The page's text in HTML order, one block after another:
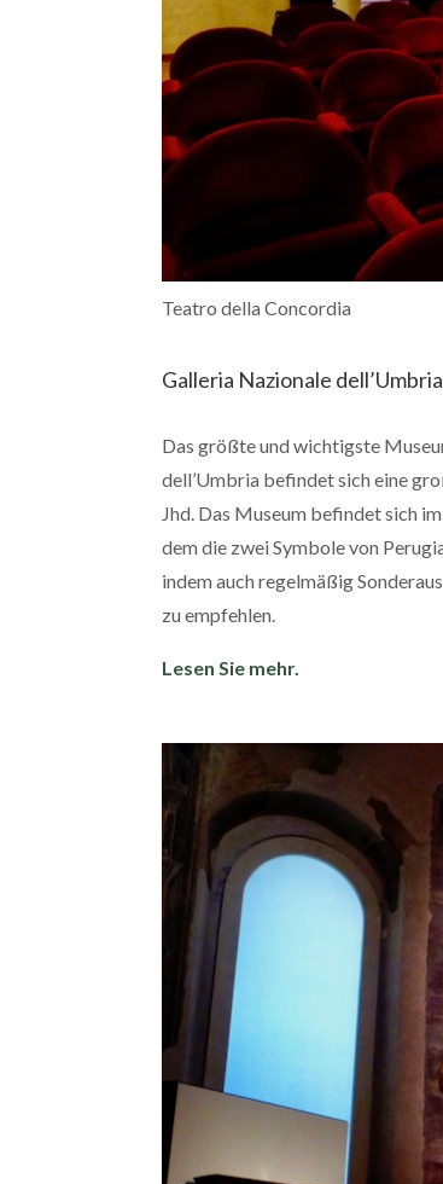
Teatro della Concordia
Galleria Nazionale dell’Umbria
Das größte und wichtigste
dell’Umbria befindet sich eine
Jhd. Das Museum befindet sich
dem die zwei Symbole von
indem auch regelmäßig
zu empfehlen.
Lesen Sie mehr.